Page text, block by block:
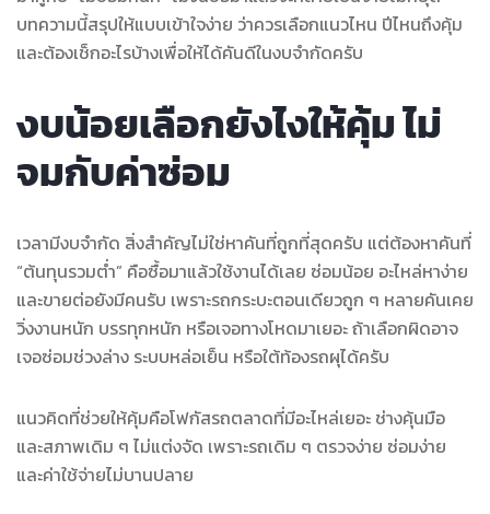
บทความนี้สรุปให้แบบเข้าใจง่าย ว่าควรเลือกแนวไหน ปีไหนถึงคุ้ม
และต้องเช็กอะไรบ้างเพื่อให้ได้คันดีในงบจำกัดครับ
งบน้อยเลือกยังไงให้คุ้ม ไม่
จมกับค่าซ่อม
เวลามีงบจำกัด สิ่งสำคัญไม่ใช่หาคันที่ถูกที่สุดครับ แต่ต้องหาคันที่
“ต้นทุนรวมต่ำ” คือซื้อมาแล้วใช้งานได้เลย ซ่อมน้อย อะไหล่หาง่าย
และขายต่อยังมีคนรับ เพราะรถกระบะตอนเดียวถูก ๆ หลายคันเคย
วิ่งงานหนัก บรรทุกหนัก หรือเจอทางโหดมาเยอะ ถ้าเลือกผิดอาจ
เจอซ่อมช่วงล่าง ระบบหล่อเย็น หรือใต้ท้องรถผุได้ครับ
แนวคิดที่ช่วยให้คุ้มคือโฟกัสรถตลาดที่มีอะไหล่เยอะ ช่างคุ้นมือ
และสภาพเดิม ๆ ไม่แต่งจัด เพราะรถเดิม ๆ ตรวจง่าย ซ่อมง่าย
และค่าใช้จ่ายไม่บานปลาย